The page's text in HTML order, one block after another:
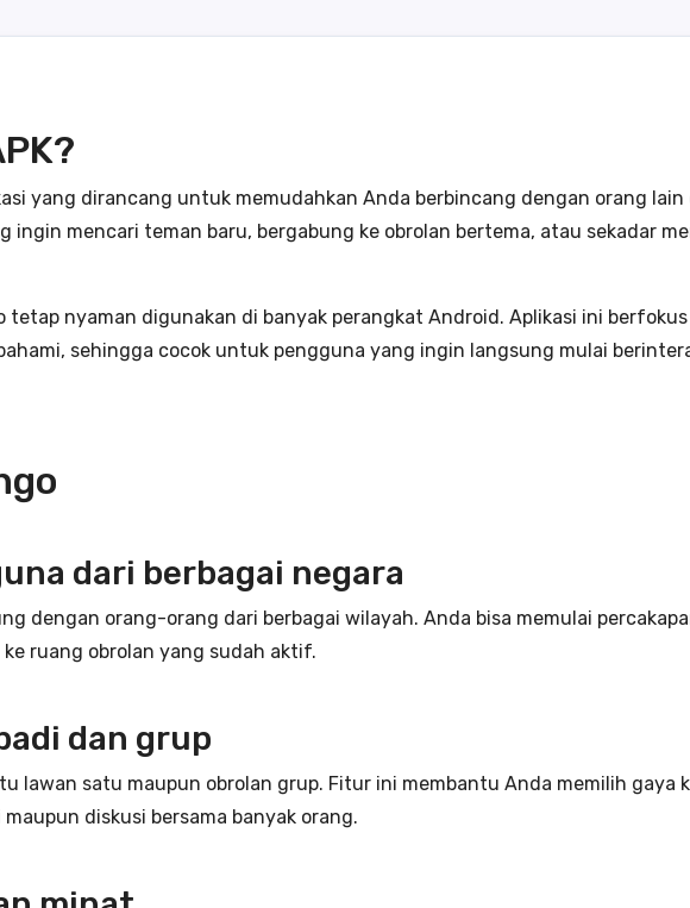
yang dirancang untuk memudahkan Anda berbincang dengan orang
ingin mencari teman baru, bergabung ke obrolan bertema, atau sekadar
tetap nyaman digunakan di banyak perangkat Android. Aplikasi ini
sehingga cocok untuk pengguna yang ingin langsung mulai
dari berbagai negara
dengan orang-orang dari berbagai wilayah. Anda bisa memulai
ruang obrolan yang sudah aktif.
dan grup
lawan satu maupun obrolan grup. Fitur ini membantu Anda memilih gaya
diskusi bersama banyak orang.